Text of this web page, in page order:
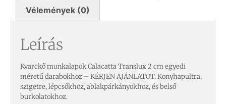
Vélemények (0)
Leírás
Kvarckő munkalapok Calacatta Translux 2 cm egyedi
méretű darabokhoz – KÉRJEN AJÁNLATOT. Konyhapultra,
szigetre, lépcsőkhöz, ablakpárkányokhoz, és belső
burkolatokhoz.